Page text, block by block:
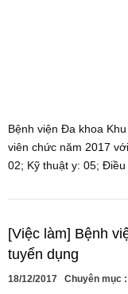
Bệnh viện Đa khoa
viên chức năm 2017
02; Kỹ thuật y: 05; Điều
[Việc làm] Bệnh
tuyển dụng
18/12/2017 Chuyên mục :